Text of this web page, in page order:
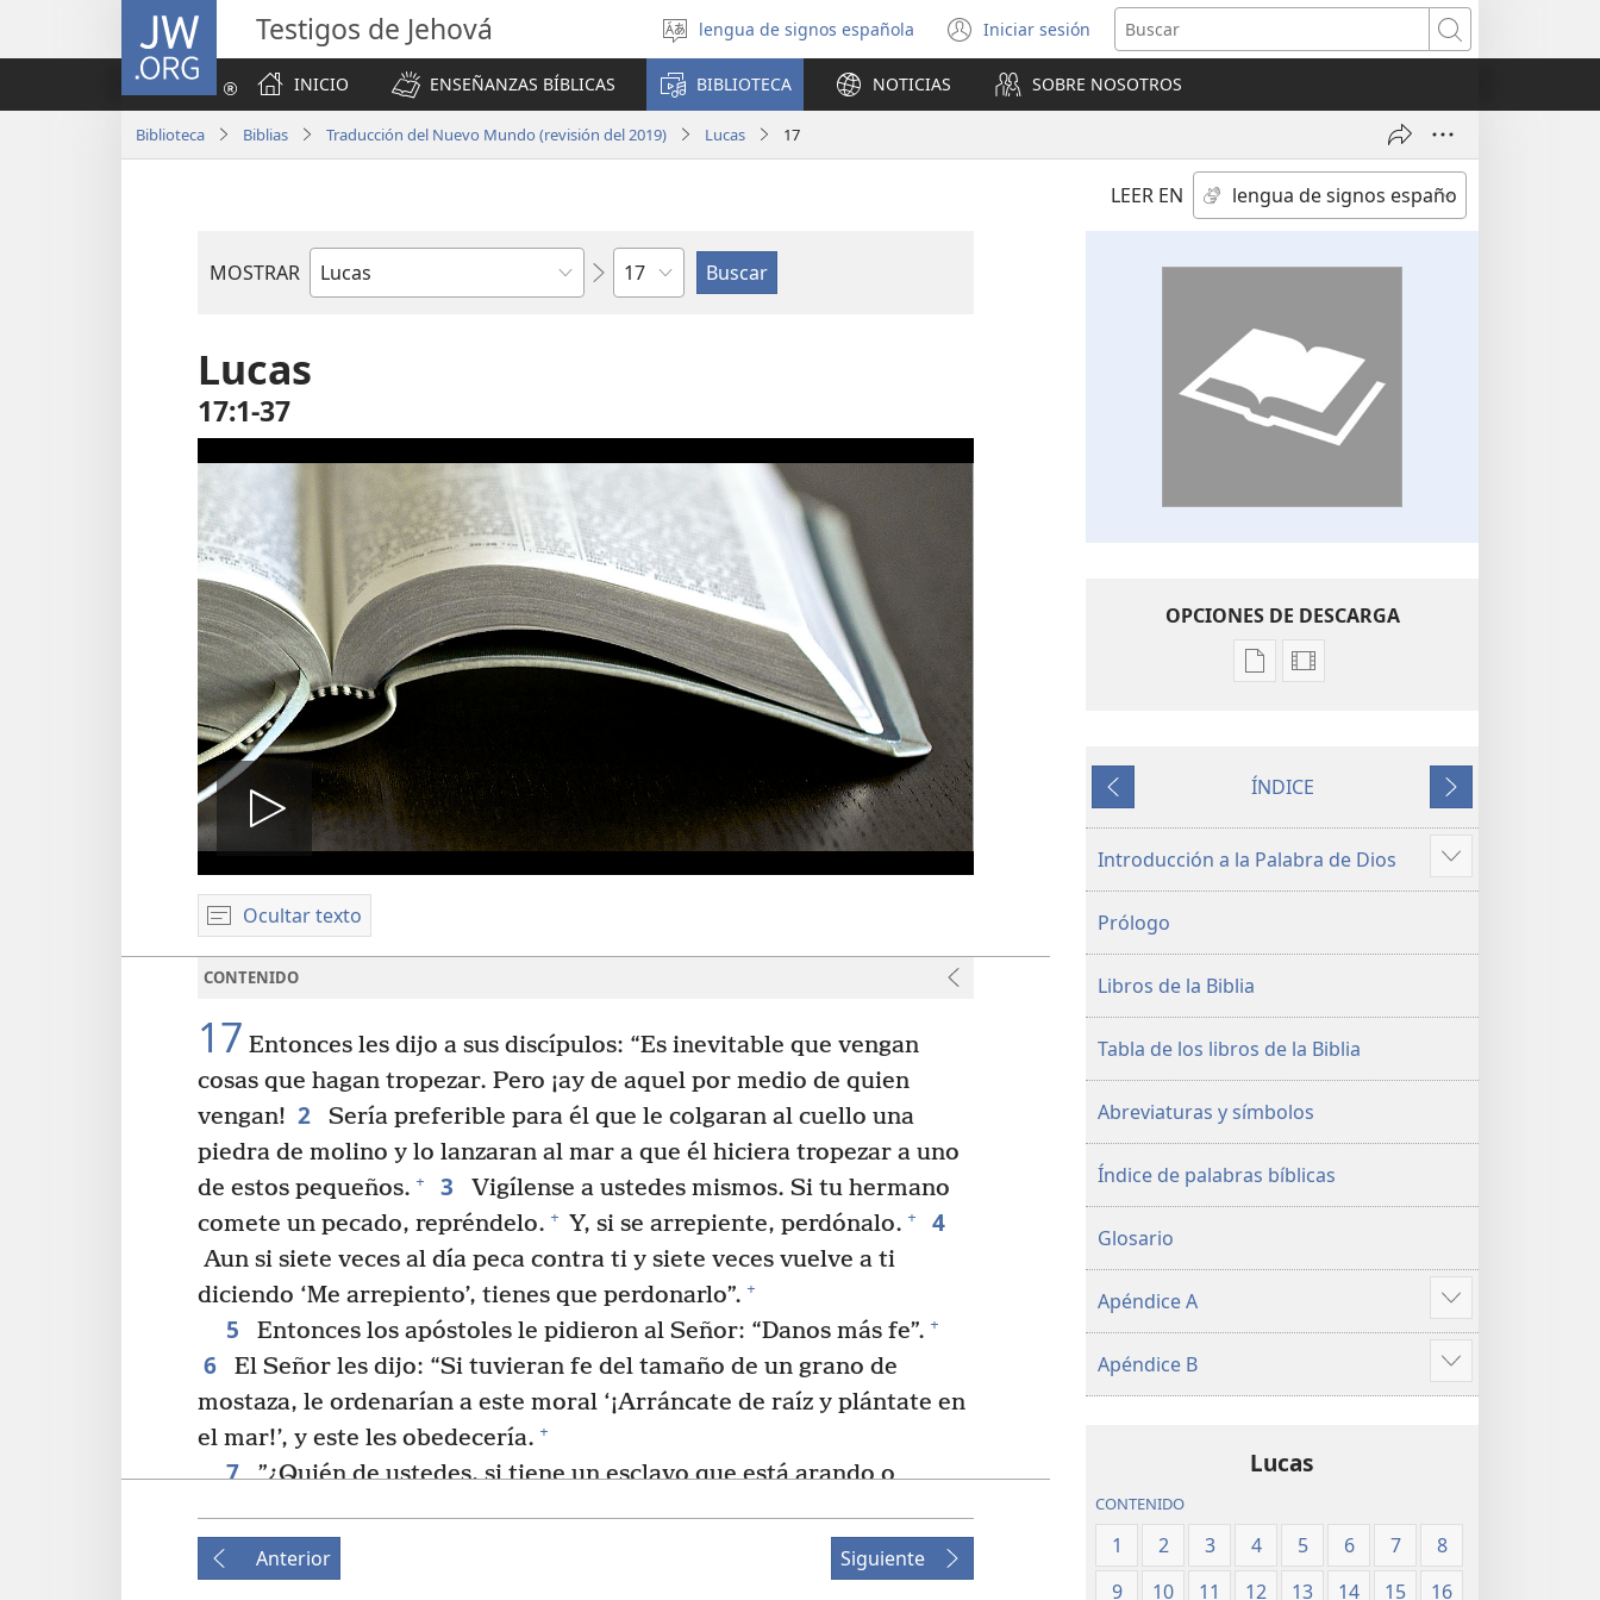
JW.ORG Testigos de Jehová
Seleccionar
idioma
lengua de signos española Iniciar sesión
(abre
una
nueva
ventana)
Buscar
INICIO
ENSEÑANZAS BÍBLICAS BIBLIOTECA NOTICIAS SOBRE NOSOTROS
Biblioteca Biblias Traducción del Nuevo Mundo (revisión del 2019) Lucas 17
LEER EN
MOSTRAR
Libro
Biblia
Capítulo
Lucas
17:1-37
Reproducir
video
Ocultar texto
CONTENIDO
17 Entonces les dijo a sus discípulos: “Es inevitable que vengan
cosas que hagan tropezar. Pero ¡ay de aquel por medio de quien
vengan! 2
Sería preferible para él que le colgaran al cuello una
piedra de molino y lo lanzaran al mar a que él hiciera tropezar a uno
de estos pequeños. + 3
Vigílense a ustedes mismos. Si tu hermano
comete un pecado, repréndelo. + Y, si se arrepiente, perdónalo. + 4
Aun si siete veces al día peca contra ti y siete veces vuelve a ti
diciendo ‘Me arrepiento’, tienes que perdonarlo”. +
5 Entonces los apóstoles le pidieron al Señor: “Danos más fe”. +
6
El Señor les dijo: “Si tuvieran fe del tamaño de un grano de
mostaza, le ordenarían a este moral ‘¡Arráncate de raíz y plántate en
el mar!’, y este les obedecería. +
7 ”¿Quién de ustedes, si tiene un esclavo que está arando o
mesa para comer’?
¿No le dirá más bien ‘Prepárame algo de
cenar, ponte un delantal y sírveme hasta que yo acabe de comer y
Anterior Siguiente
OPCIONES DE DESCARGA
Opciones
publicaciones
Biblia.
Traducción
Mundo
del
2019)
Opciones
video
Biblia.
Traducción
Mundo
del
2019)
Anterior
ÍNDICE
Siguiente
Introducción a la Palabra de Dios
Mostrar
más
Prólogo
Libros de la Biblia
Tabla de los libros de la Biblia
Abreviaturas y símbolos
Índice de palabras bíblicas
Glosario
Apéndice A
Mostrar
más
Apéndice B
Mostrar
más
Lucas
CONTENIDO
1 2 3 4 5 6 7
8
9
10 11 12 13 14 15
16